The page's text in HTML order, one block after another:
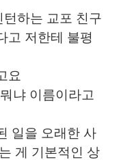
하는 교포 친구
고 저한테 불평
요
냐 이름이라고
일을 오래한 사
게 기본적인 상